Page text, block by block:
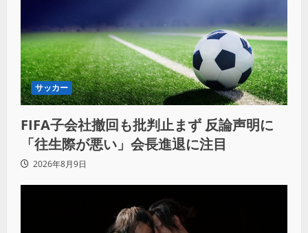
サッカー
FIFA子会社撤回も批判止まず 反論声明に
「往生際が悪い」会長進退に注目
2026年8月9日